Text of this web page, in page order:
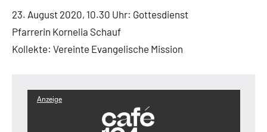
23. August 2020, 10.30 Uhr: Gottesdienst
Pfarrerin Kornelia Schauf
Kollekte: Vereinte Evangelische Mission
Anzeige